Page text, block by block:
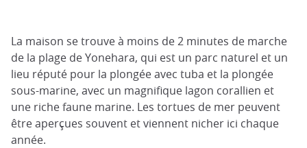
La maison se trouve à moins de 2 minutes de marche
de la plage de Yonehara, qui est un parc naturel et un
lieu réputé pour la plongée avec tuba et la plongée
sous-marine, avec un magnifique lagon corallien et
une riche faune marine. Les tortues de mer peuvent
être aperçues souvent et viennent nicher ici chaque
année.